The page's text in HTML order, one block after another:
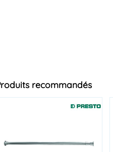
Produits recommandés